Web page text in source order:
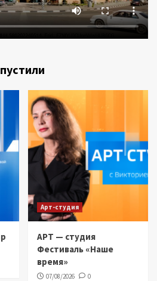
Арт-студия
АРТ — студия
Фестиваль «Наше
время»
07/08/2026 0